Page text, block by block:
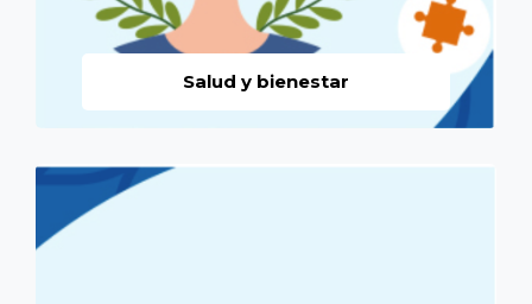
Salud y bienestar